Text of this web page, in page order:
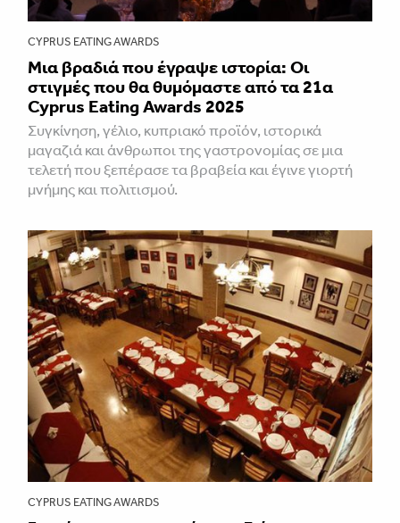
CYPRUS EATING AWARDS
Μια βραδιά που έγραψε ιστορία: Οι
στιγμές που θα θυμόμαστε από τα 21α
Cyprus Eating Awards 2025
Συγκίνηση, γέλιο, κυπριακό προϊόν, ιστορικά
μαγαζιά και άνθρωποι της γαστρονομίας σε μια
τελετή που ξεπέρασε τα βραβεία και έγινε γιορτή
μνήμης και πολιτισμού.
CYPRUS EATING AWARDS